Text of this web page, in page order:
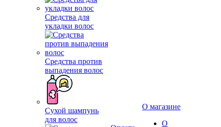
Средства для
укладки волос
Средства против
выпадения волос
Сухой шампунь
для волос